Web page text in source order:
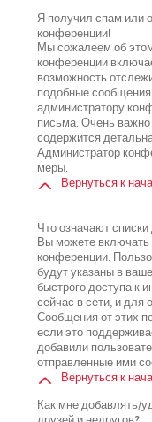
Я получил спам или
конференции!
Мы сожалеем об
конференции
возможность
подобные
администратору
письма. Очень важно
содержится
Администратор
меры.
Вернуться к
Что означают списки
Вы можете включать
конференции.
будут указаны в
быстрого доступа к
сейчас в сети, и для
Сообщения от этих
если это
добавили
отправленные ими
Вернуться к
Как мне добавлять/